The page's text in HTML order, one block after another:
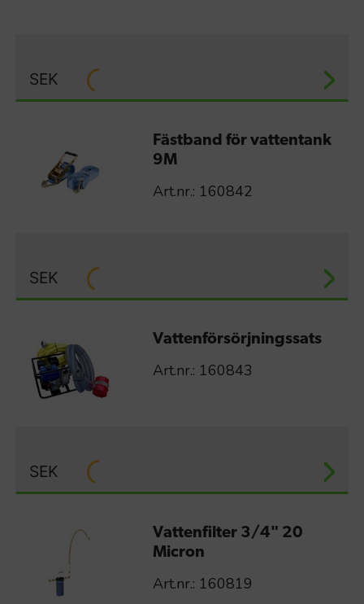
SEK
Fästband för vattentank
9M
Art.nr.: 160842
SEK
Vattenförsörjningssats
Art.nr.: 160843
SEK
Vattenfilter 3/4" 20
Micron
Art.nr.: 160819